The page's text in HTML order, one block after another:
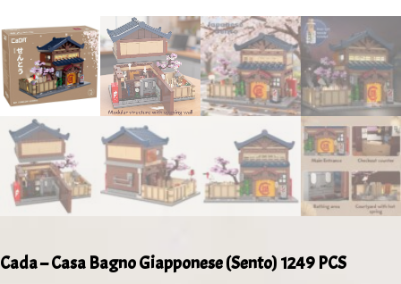
Cada – Casa Bagno Giapponese (Sento) 1249 PCS